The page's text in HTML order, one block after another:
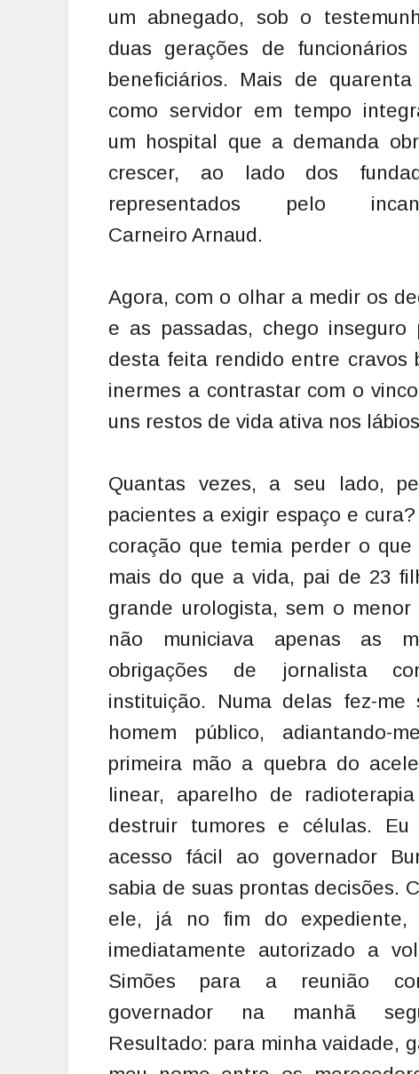
um abnegado, sob o
duas gerações de
beneficiários. Mais de quarenta
como servidor em tempo
um hospital que a demanda
crescer, ao lado dos
representados pelo
Carneiro Arnaud.
Agora, com o olhar a medir os
e as passadas, chego
desta feita rendido entre cravos
inermes a contrastar com o
uns restos de vida ativa nos
Quantas vezes, a seu lado,
pacientes a exigir espaço e
coração que temia perder o
mais do que a vida, pai de 23
grande urologista, sem o
não municiava apenas as
obrigações de jornalista
instituição. Numa delas fez-me
homem público, adiantando-
primeira mão a quebra do
linear, aparelho de
destruir tumores e células. Eu
acesso fácil ao governador
sabia de suas prontas decisões.
ele, já no fim do expediente,
imediatamente autorizado a
Simões para a reunião
governador na manhã
Resultado: para minha vaidade,